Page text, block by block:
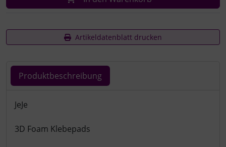
Artikeldatenblatt drucken
Produktbeschreibung
Produktbeschreibung
JeJe
3D Foam Klebepads